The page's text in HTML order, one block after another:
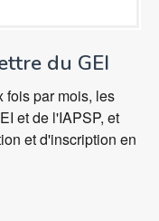
du GEI
fois par mois, les
et de l'IAPSP, et
et d'inscription en